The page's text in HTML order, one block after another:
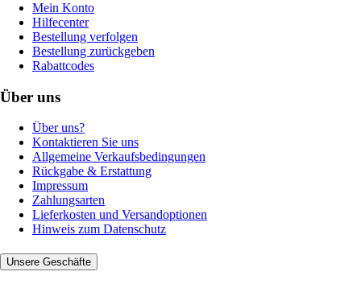
Mein Konto
Hilfecenter
Bestellung verfolgen
Bestellung zurückgeben
Rabattcodes
Über uns
Über uns?
Kontaktieren Sie uns
Allgemeine Verkaufsbedingungen
Rückgabe & Erstattung
Impressum
Zahlungsarten
Lieferkosten und Versandoptionen
Hinweis zum Datenschutz
Unsere Geschäfte